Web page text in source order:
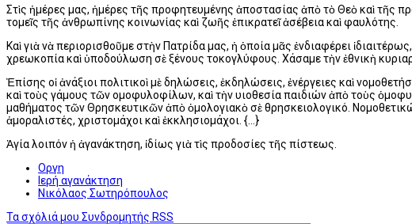
Στὶς ἡμέρες μας, ἡμέρες τῆς προφητευμένης ἀποστασίας ἀπὸ τὸ Θεὸ καὶ τῆς
τομεῖς τῆς ἀνθρωπίνης κοινωνίας καὶ ζωῆς ἐπικρατεῖ ἀσέβεια καὶ φαυλότης.
Kαὶ γιὰ νὰ περιορισθοῦμε στὴν Πατρίδα μας, ἡ ὁποία μᾶς ἐνδιαφέρει
χρεωκοπία καὶ ὑποδούλωση σὲ ξένους τοκογλύφους. Xάσαμε τὴν ἐθνικὴ
Ἐπίσης οἱ ἀνάξιοι πολιτικοὶ μὲ δηλώσεις, ἐκδηλώσεις, ἐνέργειες καὶ
καὶ τοὺς γάμους τῶν ομοφυλοφίλων, καὶ τὴν υιοθεσία παιδιών ἀπὸ τοὺς
μαθήματος τῶν Θρησκευτικῶν ἀπὸ ὁμολογιακὸ σὲ θρησκειολογικό.
ἀμοραλιστές, χριστομάχοι καὶ ἐκκλησιομάχοι. {…}
Ἁγία λοιπόν ἡ ἀγανάκτηση, ἰδίως γιὰ τὶς προδοσίες τῆς πίστεως.
Οργη
Ιερή αγανάκτηση
Νικόλαος Σωτηρόπουλος
Τα σχόλιά μου Συνδρομητής RSS